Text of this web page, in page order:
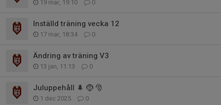
19 mar, 19:10 0
Inställd träning vecka 12
17 mar, 18:34 0
Ändring av träning V3
13 jan, 11:13 0
Juluppehåll 🌲 🤶 🎅
1 dec 2025 0